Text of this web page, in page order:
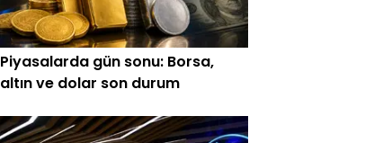
Piyasalarda gün sonu: Borsa,
altın ve dolar son durum